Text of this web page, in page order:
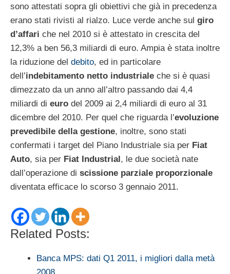
sono attestati sopra gli obiettivi che già in precedenza
erano stati rivisti al rialzo. Luce verde anche sul giro
d’affari che nel 2010 si è attestato in crescita del
12,3% a ben 56,3 miliardi di euro. Ampia è stata inoltre
la riduzione del debito, ed in particolare
dell’indebitamento netto industriale che si è quasi
dimezzato da un anno all’altro passando dai 4,4
miliardi di euro del 2009 ai 2,4 miliardi di euro al 31
dicembre del 2010. Per quel che riguarda l’evoluzione
prevedibile della gestione, inoltre, sono stati
confermati i target del Piano Industriale sia per Fiat
Auto, sia per Fiat Industrial, le due società nate
dall’operazione di scissione parziale proporzionale
diventata efficace lo scorso 3 gennaio 2011.
Related Posts:
Banca MPS: dati Q1 2011, i migliori dalla metà